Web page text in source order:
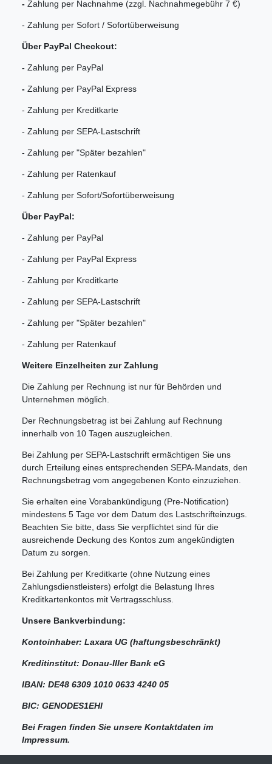
- Zahlung per Nachnahme (zzgl. Nachnahmegebühr 7 €)
- Zahlung per Sofort / Sofortüberweisung
Über PayPal Checkout:
- Zahlung per PayPal
- Zahlung per PayPal Express
- Zahlung per Kreditkarte
- Zahlung per SEPA-Lastschrift
- Zahlung per "Später bezahlen"
- Zahlung per Ratenkauf
- Zahlung per Sofort/Sofortüberweisung
Über PayPal:
- Zahlung per PayPal
- Zahlung per PayPal Express
- Zahlung per Kreditkarte
- Zahlung per SEPA-Lastschrift
- Zahlung per "Später bezahlen"
- Zahlung per Ratenkauf
Weitere Einzelheiten zur Zahlung
Die Zahlung per Rechnung ist nur für Behörden und
Unternehmen möglich.
Der Rechnungsbetrag ist bei Zahlung auf Rechnung
innerhalb von 10 Tagen auszugleichen.
Bei Zahlung per SEPA-Lastschrift ermächtigen Sie uns
durch Erteilung eines entsprechenden SEPA-Mandats, den
Rechnungsbetrag vom angegebenen Konto einzuziehen.
Sie erhalten eine Vorabankündigung (Pre-Notification)
mindestens 5 Tage vor dem Datum des Lastschrifteinzugs.
Beachten Sie bitte, dass Sie verpflichtet sind für die
ausreichende Deckung des Kontos zum angekündigten
Datum zu sorgen.
Bei Zahlung per Kreditkarte (ohne Nutzung eines
Zahlungsdienstleisters) erfolgt die Belastung Ihres
Kreditkartenkontos mit Vertragsschluss.
Unsere Bankverbindung:
Kontoinhaber: Laxara UG (haftungsbeschränkt)
Kreditinstitut: Donau-Iller Bank eG
IBAN: DE48 6309 1010 0633 4240 05
BIC: GENODES1EHI
Bei Fragen finden Sie unsere Kontaktdaten im
Impressum.